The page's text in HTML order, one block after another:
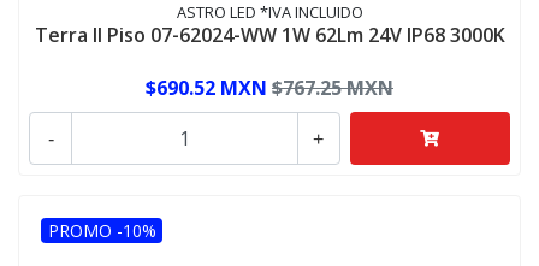
ASTRO LED *IVA INCLUIDO
Terra II Piso 07-62024-WW 1W 62Lm 24V IP68 3000K
$690.52 MXN $767.25 MXN
+
-
PROMO -10%